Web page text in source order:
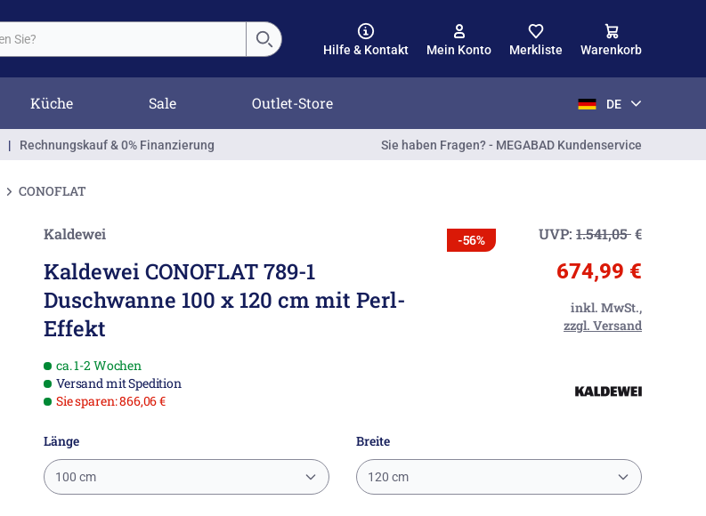
Hilfe & Kontakt Mein Konto Merkliste Warenkorb
Küche Sale Outlet-Store DE
| Rechnungskauf & 0% Finanzierung Sie haben Fragen? - MEGABAD Kundenservice
CONOFLAT
Kaldewei
Kaldewei CONOFLAT 789-1
Duschwanne 100 x 120 cm mit Perl-
Effekt
-56% UVP: 1.541,05€
674,99 €
inkl. MwSt.,
zzgl. Versand
ca. 1-2 Wochen
Versand mit Spedition
Sie sparen: 866,06 €
Länge
100 cm
Breite
120 cm